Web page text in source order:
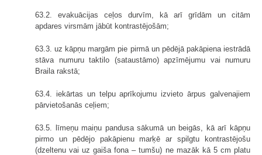
63.2. evakuācijas ceļos durvīm, kā arī grīdām un citām
apdares virsmām jābūt kontrastējošām;
63.3. uz kāpņu margām pie pirmā un pēdējā pakāpiena iestrādā
stāva numuru taktilo (sataustāmo) apzīmējumu vai numuru
Braila rakstā;
63.4. iekārtas un telpu aprīkojumu izvieto ārpus galvenajiem
pārvietošanās ceļiem;
63.5. līmeņu maiņu pandusa sākumā un beigās, kā arī kāpņu
pirmo un pēdējo pakāpienu marķē ar spilgtu kontrastējošu
(dzeltenu vai uz gaiša fona – tumšu) ne mazāk kā 5 cm platu